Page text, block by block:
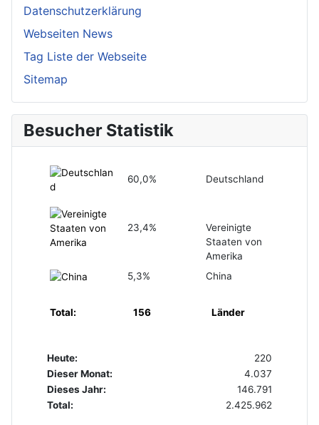
Datenschutzerklärung
Webseiten News
Tag Liste der Webseite
Sitemap
Besucher Statistik
60,0% Deutschland
23,4%
Vereinigte
Staaten von
Amerika
5,3%
China
Total: 156 Länder
Heute:
220
Dieser Monat:
4.037
Dieses Jahr:
146.791
Total:
2.425.962